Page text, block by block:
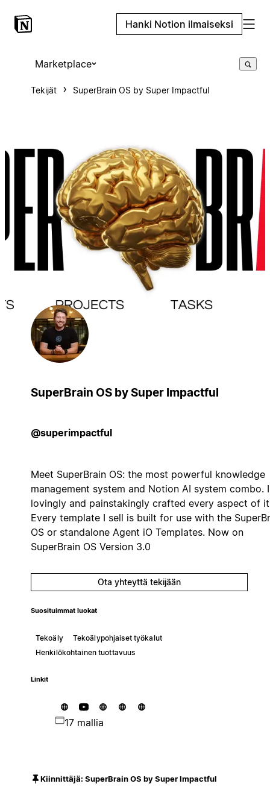
Hanki Notion ilmaiseksi
Marketplace
Tekijät SuperBrain OS by Super Impactful
SuperBrain OS by Super Impactful
@superimpactful
Meet SuperBrain OS: the most powerful knowledge
management system and Notion AI system combo. I
lovingly and painstakingly crafted every aspect of
Every template I sell is built for use with the
OS or standalone Agent iO Templates. Now on
SuperBrain OS Version 3.0
Ota yhteyttä tekijään
Suosituimmat luokat
Tekoäly
Tekoälypohjaiset työkalut
Henkilökohtainen tuottavuus
Linkit
17 mallia
Kiinnittäjä: SuperBrain OS by Super Impactful